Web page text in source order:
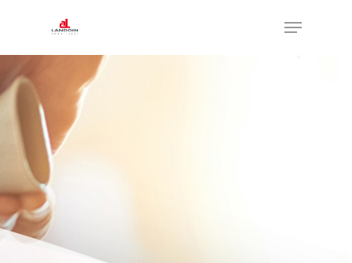
Hit enter to search or ESC to close